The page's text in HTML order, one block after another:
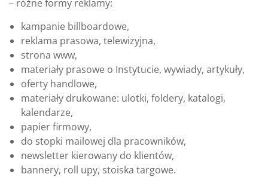
– różne formy reklamy:
kampanie billboardowe,
reklama prasowa, telewizyjna,
strona www,
materiały prasowe o Instytucie, wywiady, artykuły,
oferty handlowe,
materiały drukowane: ulotki, foldery, katalogi,
kalendarze,
papier firmowy,
do stopki mailowej dla pracowników,
newsletter kierowany do klientów,
bannery, roll upy, stoiska targowe.